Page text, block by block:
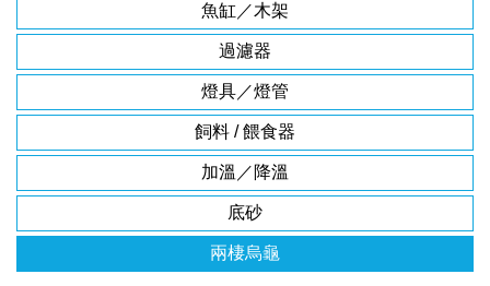
魚缸／木架
過濾器
燈具／燈管
飼料 / 餵食器
加溫／降溫
底砂
兩棲烏龜